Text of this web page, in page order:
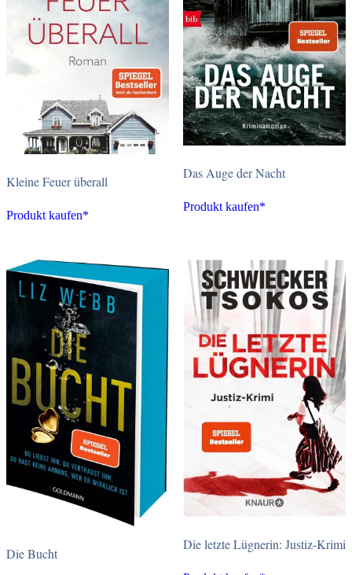
Kleine Feuer überall
Produkt kaufen*
Das Auge der Nacht
Produkt kaufen*
Die Bucht
Die letzte Lügnerin: Justiz-Krimi